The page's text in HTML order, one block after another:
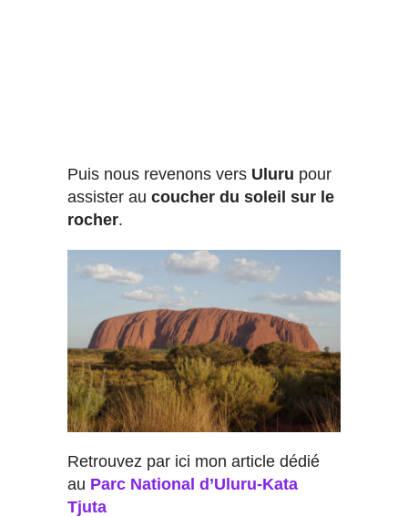
Puis nous revenons vers Uluru pour
assister au coucher du soleil sur le
rocher.
Retrouvez par ici mon article dédié
au Parc National d’Uluru-Kata
Tjuta